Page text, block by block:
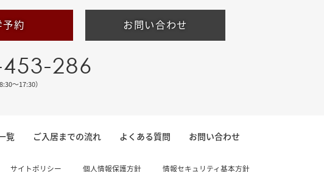
予約 お問い合わせ
286
〜17:30）
覧 ご入居までの流れ よくある質問 お問い合わせ
サイトポリシー 個人情報保護方針 情報セキュリティ基本方針